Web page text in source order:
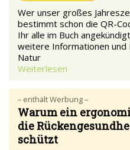
Wer unser großes
bestimmt schon die QR-
Ihr alle im Buch
weitere Informationen und
Natur
Weiterlesen
– enthält Werbung –
Warum ein
die
schützt